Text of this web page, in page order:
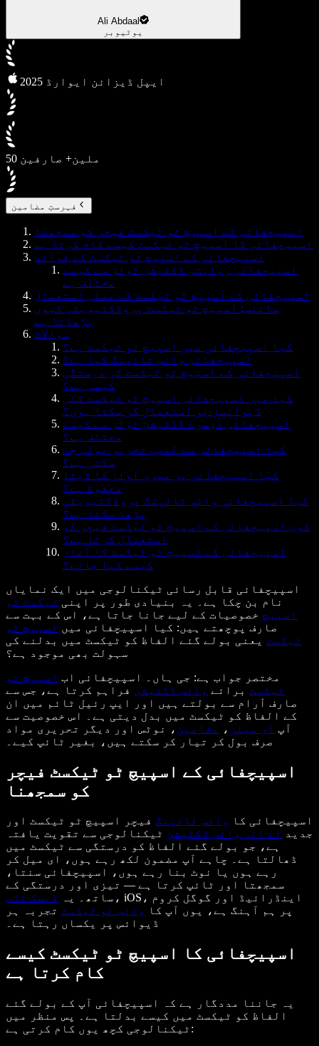
Ali Abdaal
یوٹیوبر
2025 ایپل ڈیزائن ایوارڈ
50 ملین+ صارفین
فہرستِ مضامین
اسپیچفائی کے اسپیچ ٹو ٹیکسٹ فیچر کو سمجھنا
اسپیچفائی کا اسپیچ ٹو ٹیکسٹ کیسے کام کرتا ہے
اسپیچفائی کے اسپیچ ٹو ٹیکسٹ کے فوائد
اسپیچفائی روایتی ڈکٹیشن ٹولز سے کیسے
مختلف ہے
اسپیچفائی کے اسپیچ ٹو ٹیکسٹ کے عملی استعمال
سائنس: اسپیچ ٹو ٹیکسٹ پروڈکٹیویٹی کیوں
بڑھاتا ہے
سوالات
کیا اسپیچفائی میں اسپیچ ٹو ٹیکسٹ ہے؟
اسپیچفائی وائس ٹائپنگ کیا ہے؟
اسپیچفائی کے اسپیچ ٹو ٹیکسٹ کی درستگی
کیسی ہے؟
کیا میں اسپیچفائی اسپیچ ٹو ٹیکسٹ کئی
ڈیوائسز پر استعمال کر سکتا ہوں؟
اسپیچفائی دوسرے ڈکٹیشن ٹولز سے کیسے
مختلف ہے؟
کیا اسپیچفائی سے لمبی تحریر بولی جا
سکتی ہے؟
کیا اسپیچفائی پر میری آواز کا ڈیٹا
محفوظ ہے؟
کیا اسپیچفائی وائس ٹائپنگ پروڈکٹیویٹی
بڑھا سکتا ہے؟
کون اسپیچفائی کے اسپیچ ٹو ٹیکسٹ فیچر کو
استعمال کرتا ہے؟
اسپیچفائی کے اسپیچ ٹو ٹیکسٹ کا آغاز
کیسے کیا جائے؟
اسپیچفائی قابل رسائی ٹیکنالوجی میں ایک نمایاں
نام بن چکا ہے۔ یہ بنیادی طور پر اپنی ٹیکسٹ ٹو
اسپیچ خصوصیات کے لیے جانا جاتا ہے، اس کے بہت سے
صارف پوچھتے ہیں: کیا اسپیچفائی میں اسپیچ ٹو
ٹیکسٹ یعنی بولے گئے الفاظ کو ٹیکسٹ میں بدلنے کی
سہولت بھی موجود ہے؟
مختصر جواب ہے: جی ہاں۔ اسپیچفائی اب اسپیچ ٹو
ٹیکسٹ برائے وائس ڈکٹیشن فراہم کرتا ہے، جس سے
صارف آرام سے بولتے ہیں اور ایپ رئیل ٹائم میں ان
کے الفاظ کو ٹیکسٹ میں بدل دیتی ہے۔ اس خصوصیت سے
آپ ای میلز ، مضامین ، نوٹس اور دیگر تحریری مواد
صرف بول کر تیار کر سکتے ہیں، بغیر ٹائپ کیے۔
اسپیچفائی کے اسپیچ ٹو ٹیکسٹ فیچر
کو سمجھنا
اسپیچفائی کا وائس ٹائپنگ فیچر اسپیچ ٹو ٹیکسٹ اور
جدید اے آئی وائس ڈکٹیشن ٹیکنالوجی سے تقویت یافتہ
ہے، جو بولے گئے الفاظ کو درستگی سے ٹیکسٹ میں
ڈھالتا ہے۔ چاہے آپ مضمون لکھ رہے ہوں، ای میل کر
رہے ہوں یا نوٹ بنا رہے ہوں، اسپیچفائی سنتا،
سمجھتا اور ٹائپ کرتا ہے — تیزی اور درستگی کے
ساتھ۔ یہ
ڈیسک ٹاپ
، iOS، اینڈرائیڈ اور گوگل کروم
پر ہم آہنگ ہے، یوں آپ کا
وائس ٹو ٹیکسٹ تجربہ ہر
ڈیوائس پر یکساں رہتا ہے۔
اسپیچفائی کا اسپیچ ٹو ٹیکسٹ کیسے
کام کرتا ہے
یہ جاننا مددگار ہے کہ اسپیچفائی آپ کے بولے گئے
الفاظ کو ٹیکسٹ میں کیسے بدلتا ہے۔ پس منظر میں
ٹیکنالوجی کچھ یوں کام کرتی ہے: